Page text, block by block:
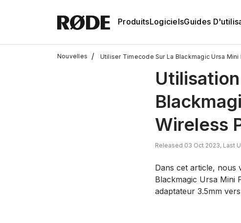
ProduitsLogicielsGuides
Nouvelles / Utiliser Timecode Sur La Blackmagic Ursa Mini
Wireless
Released 03 Oct 2023, Last
Dans cet article, nous
Blackmagic Ursa Mini
adaptateur 3.5mm